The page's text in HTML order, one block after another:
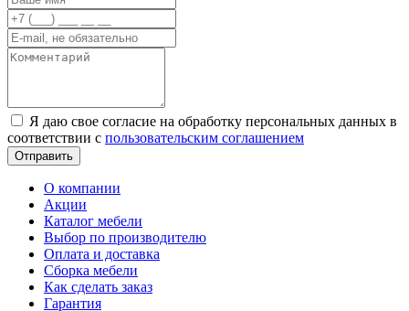
Я даю свое согласие на обработку персональных данных в
соответствии с пользовательским соглашением
Отправить
О компании
Акции
Каталог мебели
Выбор по производителю
Оплата и доставка
Сборка мебели
Как сделать заказ
Гарантия